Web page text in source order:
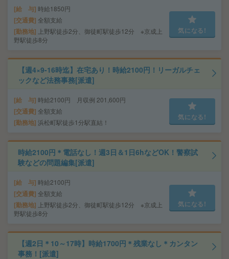
給 与 時給1850円
交通費 全額支給
勤務地
上野駅徒歩2分、御徒町駅徒歩12分 ※京成上
野駅徒歩8分
気になる!
【週4×9-16時迄】在宅あり！時給2100円！リーガルチェ
ックなど法務事務[派遣]
給 与 時給2100円 月収例 201,600円
交通費 全額支給
勤務地 浜松町駅徒歩1分駅直結！
気になる!
時給2100円＊電話なし！週3日＆1日6hなどOK！警察試
験などの問題編集[派遣]
給 与 時給2100円
交通費 全額支給
勤務地
上野駅徒歩2分、御徒町駅徒歩12分 ※京成上
野駅徒歩8分
気になる!
【週2日＊10～17時】時給1700円＊残業なし＊カンタン
事務！[派遣]